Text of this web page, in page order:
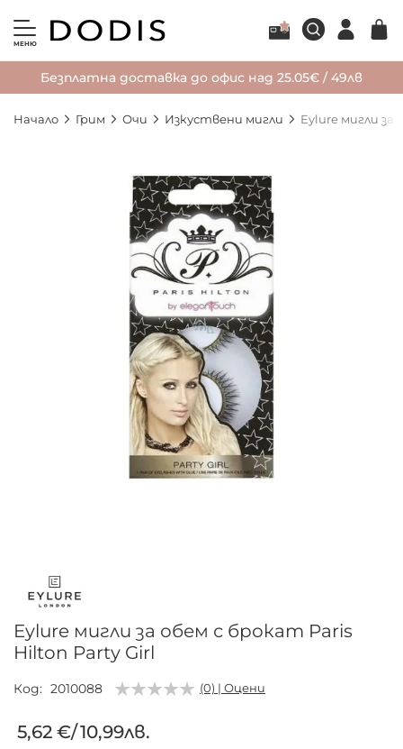
МЕНЮ
Безплатна доставка до офис над 25.05€ / 49лв
Начало Грим Очи Изкуствени мигли Eylure мигли за
галерия
със
снимки
Eylure мигли за обем с брокат Paris
Hilton Party Girl
Код 2010088 (0) | Оцени
5,62 €/10,99лв.